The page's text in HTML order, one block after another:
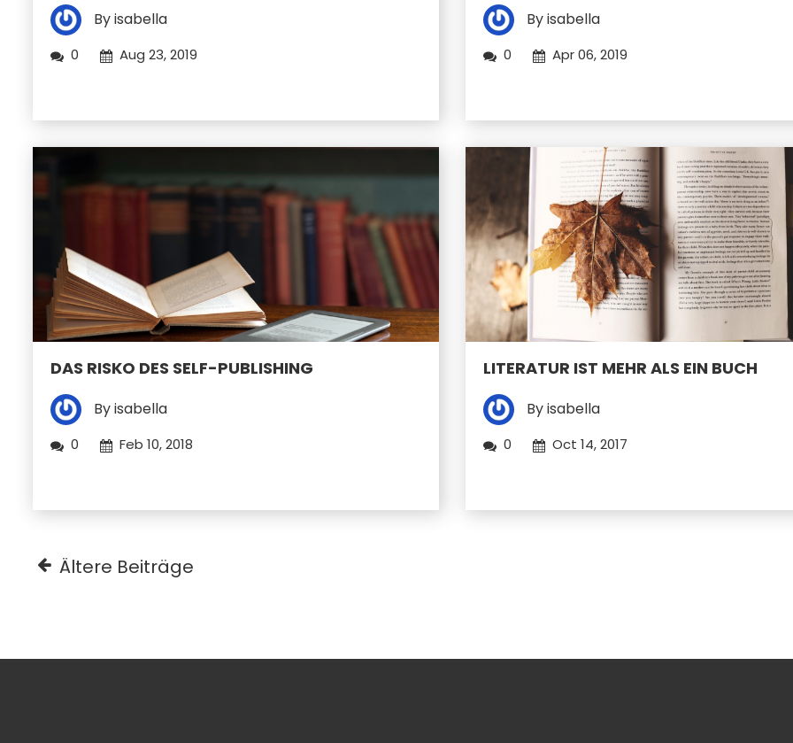
By isabella
0 Aug 23, 2019
By isabella
0 Apr 06, 2019
DAS RISKO DES SELF-PUBLISHING
By isabella
0 Feb 10, 2018
LITERATUR IST MEHR ALS EIN BUCH
By isabella
0 Oct 14, 2017
Beitragsnavigation
Ältere Beiträge